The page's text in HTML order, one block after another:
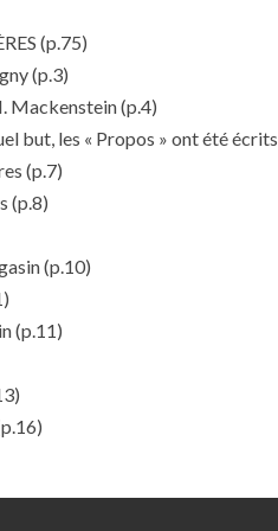
(p.75)
(p.3)
Mackenstein(p.4)
but, les « Propos » ont été écrits
(p.7)
(p.8)
(p.10)
(p.11)